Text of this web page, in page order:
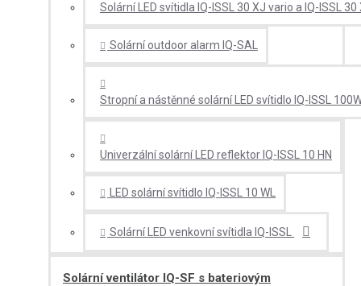
Solární LED svítidla IQ-ISSL 30 XJ vario a IQ-ISSL
Solární outdoor alarm IQ-SAL
Stropní a nástěnné solární LED svítidlo IQ-ISSL
Univerzální solární LED reflektor IQ-ISSL 10 HN
LED solární svítidlo IQ-ISSL 10 WL
Solární LED venkovní svítidla IQ-ISSL
Solární ventilátor IQ-SF s bateriovým